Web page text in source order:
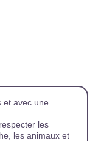
et avec une
les
les animaux et